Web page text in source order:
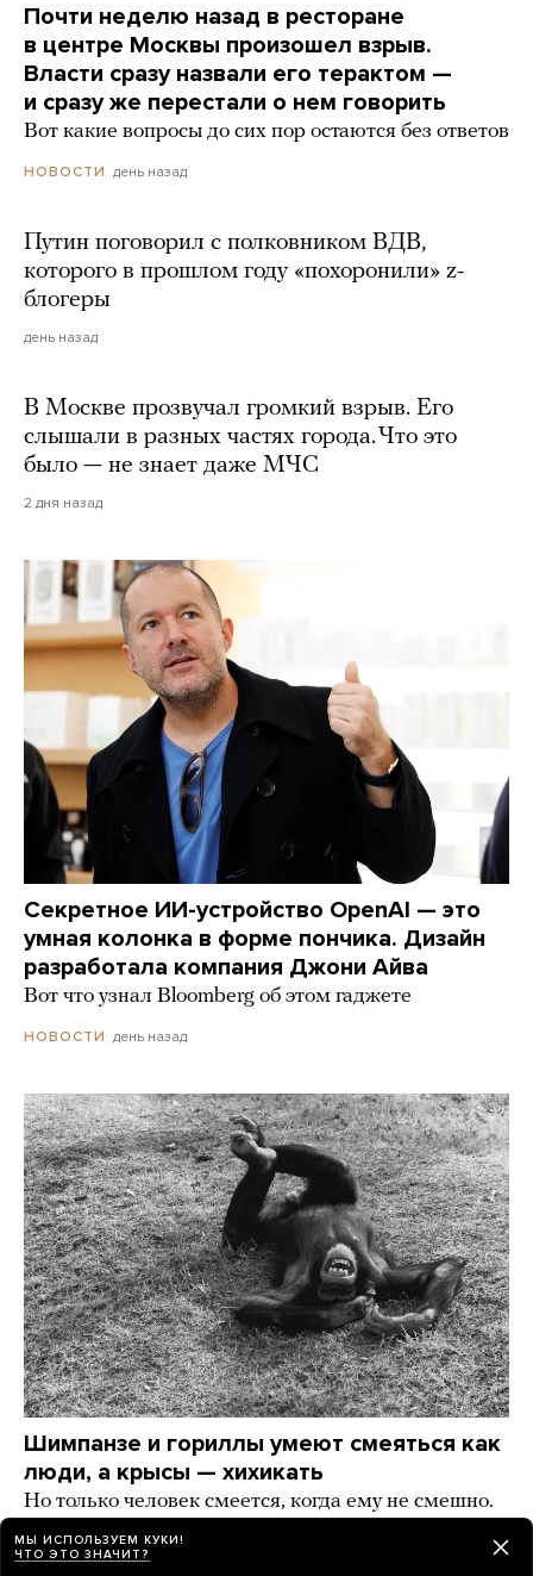
Почти неделю назад в ресторане
в центре Москвы произошел взрыв.
Власти сразу назвали его терактом —
и сразу же перестали о нем говорить
Вот какие вопросы до сих пор остаются без ответов
НОВОСТИ день назад
Путин поговорил с полковником ВДВ,
которого в прошлом году «похоронили» z-
блогеры
день назад
В Москве прозвучал громкий взрыв. Его
слышали в разных частях города. Что это
было — не знает даже МЧС
2 дня назад
Секретное ИИ-устройство OpenAI — это
умная колонка в форме пончика. Дизайн
разработала компания Джони Айва
Вот что узнал Bloomberg об этом гаджете
НОВОСТИ день назад
Шимпанзе и гориллы умеют смеяться как
люди, а крысы — хихикать
Но только человек смеется, когда ему не смешно.
А что еще наука знает о смехе?
РАЗБОР день назад
МЫ ИСПОЛЬЗУЕМ КУКИ!
ЧТО ЭТО ЗНАЧИТ?